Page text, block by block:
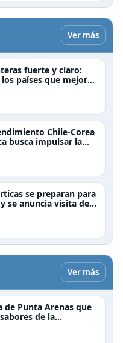
Ver más
fuerte y claro:
los países que mejor
sustentar una
antártico”
Chile-Corea
busca impulsar la
se preparan para
se anuncia visita de
al continente
Ver más
de Punta Arenas que
de la